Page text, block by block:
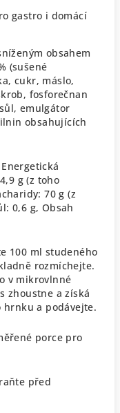
gastro i domácí
obsahem
(sušené
cukr, máslo,
fosforečnan
emulgátor
obsahujících
Energetická
g (z toho
70 g (z
0,6 g, Obsah
100 ml studeného
rozmíchejte.
v mikrovlnné
zhoustne a získá
hrnku a podávejte.
porce pro
před